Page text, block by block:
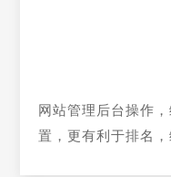
网站管理后台操作
置，更有利于排名，